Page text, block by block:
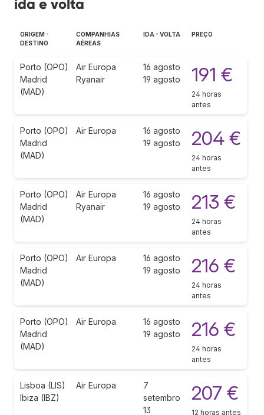
ida e volta
ORIGEM -
DESTINO
COMPANHIAS
AÉREAS
IDA - VOLTA PREÇO
Porto (OPO)
Madrid
(MAD)
Air Europa
Ryanair
16 agosto
19 agosto
191 €
24 horas
antes
Porto (OPO)
Madrid
(MAD)
Air Europa
16 agosto
19 agosto
204 €
24 horas
antes
Porto (OPO)
Madrid
(MAD)
Air Europa
Ryanair
16 agosto
19 agosto
213 €
24 horas
antes
Porto (OPO)
Madrid
(MAD)
Air Europa
16 agosto
19 agosto
216 €
24 horas
antes
Porto (OPO)
Madrid
(MAD)
Air Europa
16 agosto
19 agosto
216 €
24 horas
antes
Lisboa (LIS)
Ibiza (IBZ)
Air Europa
7
setembro
13
207 €
12 horas antes